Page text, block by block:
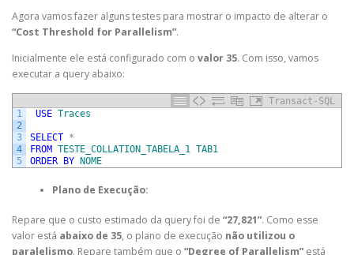
Agora vamos fazer alguns testes para mostrar o impacto de alterar o
“Cost Threshold for Parallelism”.
Inicialmente ele está configurado com o valor 35. Com isso, vamos
executar a query abaixo:
Transact-SQL
1
2
3
4
5
USE Traces
SELECT *
FROM TESTE_COLLATION_TABELA_1
TAB1
ORDER BY NOME
Plano de Execução:
Repare que o custo estimado da query foi de “27,821”. Como esse
valor está abaixo de 35, o plano de execução não utilizou o
paralelismo. Repare também que o “Degree of Parallelism”está